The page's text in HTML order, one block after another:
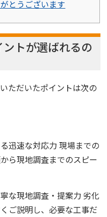
とうございます
トが選ばれるの
ただいたポイントは次の
迅速な対応力 現場までの
ら現地調査までのスピー
な現地調査・提案力 劣化
ご説明し、必要な工事だ